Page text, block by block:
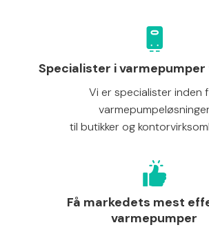
Specialister i
Vi er specialister inden
til butikker og
Få markedets mest
varmepumper